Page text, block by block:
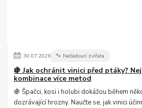
30.07.2026 🐾 Nežádoucí zvířata
🍇 Jak ochránit vinici před ptáky?
kombinace více metod
🍇 Špačci, kosi i holubi dokážou během
dozrávající hrozny. Naučte se, jak vinici